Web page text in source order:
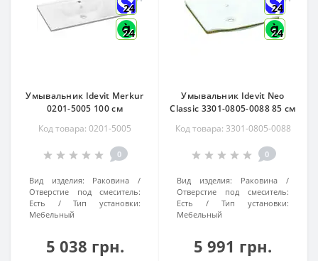
24
24
Умывальник Idevit Merkur
0201-5005 100 см
Код товара: 0201-5005
0
Вид изделия:
Раковина
Отверстие под смеситель:
Есть
Тип установки:
Мебельный
5 038 грн.
24
24
Умывальник Idevit Neo
Classic 3301-0805-0088 85 см
Код товара: 3301-0805-0088
0
Вид изделия:
Раковина
Отверстие под смеситель:
Есть
Тип установки:
Мебельный
5 991 грн.